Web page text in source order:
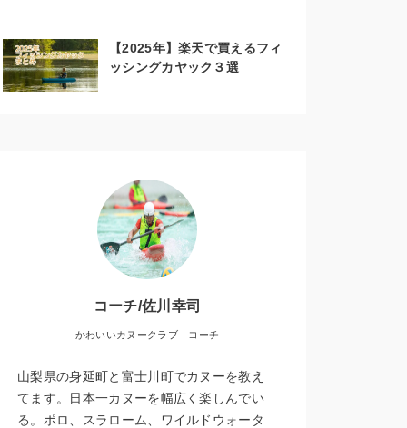
【2025年】楽天で買えるフィ
ッシングカヤック３選
コーチ/佐川幸司
かわいいカヌークラブ コーチ
山梨県の身延町と富士川町でカヌーを教え
てます。日本一カヌーを幅広く楽しんでい
る。ポロ、スラローム、ワイルドウォータ